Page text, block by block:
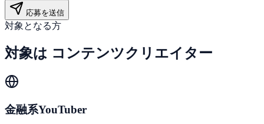
応募を送信
対象となる方
対象は コンテンツクリエイター
金融系YouTuber